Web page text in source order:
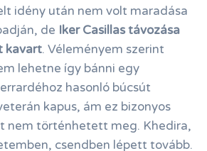
idény után nem volt maradása
de Iker Casillas távozása
kavart. Véleményem szerint
lehetne így bánni egy
hasonló búcsút
kapus, ám ez bizonyos
nem történhetett meg. Khedira,
csendben lépett tovább.